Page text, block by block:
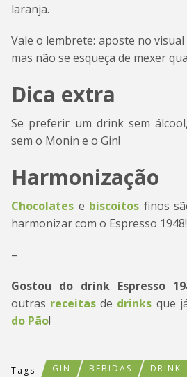
laranja.
Vale o lembrete: aposte no
mas não se esqueça de mexer
Dica extra
Se preferir um drink sem
sem o Monin e o Gin!
Harmonização
Chocolates e biscoitos finos
harmonizar com o Espresso 1948!
–
Gostou do drink Espresso
outras receitas de drinks que
do Pão!
Tags GIN BEBIDAS DRINK